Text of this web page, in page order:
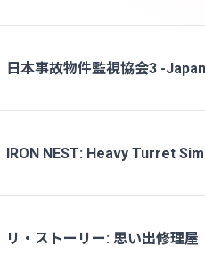
日本事故物件監視協会3 -
IRON NEST: Heavy Turret
リ・ストーリー: 思い出修理屋